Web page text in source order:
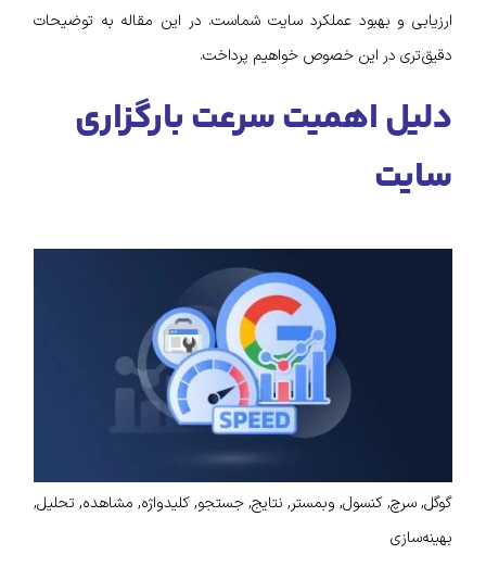
ارزیابی و بهبود عملکرد سایت شماست. در این مقاله به توضیحات
دقیق‌تری در این خصوص خواهیم پرداخت.
دلیل اهمیت سرعت بارگزاری
سایت
گوگل, سرچ, کنسول, وبمستر, نتایج, جستجو, کلیدواژه, مشاهده, تحلیل,
بهینه‌سازی